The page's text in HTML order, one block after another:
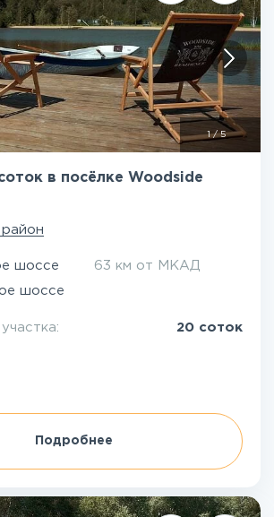
1/5
в посёлке Woodside
шоссе 63 км от МКАД
шоссе
20 соток
Подробнее